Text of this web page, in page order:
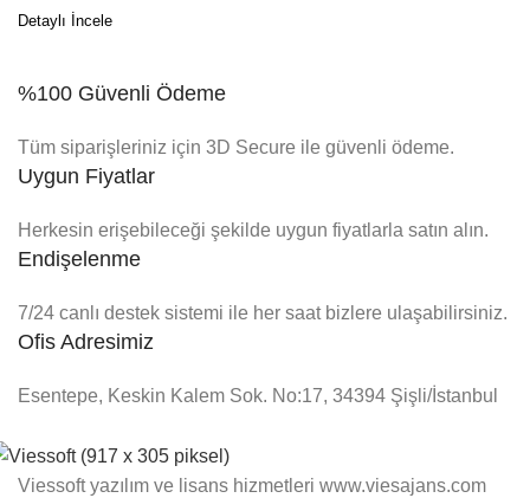
%100 Güvenli Ödeme
Tüm siparişleriniz için 3D Secure ile güvenli ödeme.
Uygun Fiyatlar
Herkesin erişebileceği şekilde uygun fiyatlarla satın alın.
Endişelenme
7/24 canlı destek sistemi ile her saat bizlere ulaşabilirsiniz.
Ofis Adresimiz
Esentepe, Keskin Kalem Sok. No:17, 34394 Şişli/İstanbul
Viessoft yazılım ve lisans hizmetleri www.viesajans.com